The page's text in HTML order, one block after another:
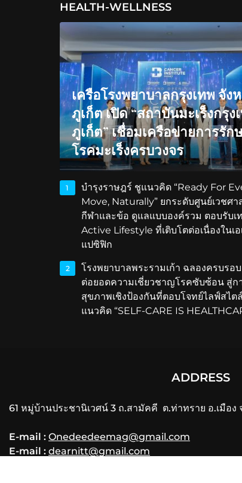
HEALTH-WELLNESS
เครือโรงพยาบาลกรุงเทพ จัง
ภูเก็ต เปิด “สถาบันมะเร็งกรุง
ภูเก็ต” เชื่อมเครือข่ายการรัก
โรคมะเร็งครบวงจร
1
บำรุงราษฎร์ ชูแนวคิด “Ready For
Move, Naturally” ยกระดับศูนย์เวชศา
กีฬาและข้อ ดูแลแบบองค์รวม ตอบรับเ
Active Lifestyle ที่เติบโตต่อเนื่องในเอ
แปซิฟิก
2
โรงพยาบาลพระรามเก้า ฉลองครบรอ
ต่อยอดความเชี่ยวชาญโรคซับซ้อน สู่ก
สุขภาพเชิงป้องกันที่ตอบโจทย์ไลฟ์สไต
แนวคิด “SELF-CARE IS
ADDRESS
61 หมู่บ้านประชานิเวศน์ 3 ถ.สามัคคี ต.ท่าทราย อ.เมือง
E-mail : Onedeedeemag@gmail.com
E-mail : dearnitt@gmail.com